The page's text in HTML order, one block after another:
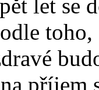
let se
na